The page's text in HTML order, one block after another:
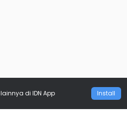
lainnya di IDN App Install